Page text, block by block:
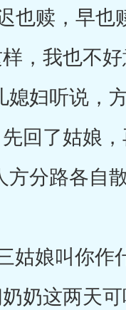
也赎，早
，我也不
妇听说，
回了姑娘
分路各自散
娘叫你作
奶这两天